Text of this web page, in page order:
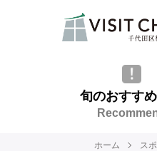
旬のおすす
ホーム ス